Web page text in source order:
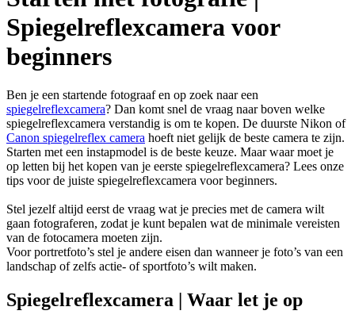
Spiegelreflexcamera voor
beginners
Ben je een startende fotograaf en op zoek naar een
spiegelreflexcamera? Dan komt snel de vraag naar boven welke
spiegelreflexcamera verstandig is om te kopen. De duurste Nikon of
Canon spiegelreflex camera hoeft niet gelijk de beste camera te zijn.
Starten met een instapmodel is de beste keuze. Maar waar moet je
op letten bij het kopen van je eerste spiegelreflexcamera? Lees onze
tips voor de juiste spiegelreflexcamera voor beginners.
Stel jezelf altijd eerst de vraag wat je precies met de camera wilt
gaan fotograferen, zodat je kunt bepalen wat de minimale vereisten
van de fotocamera moeten zijn.
Voor portretfoto’s stel je andere eisen dan wanneer je foto’s van een
landschap of zelfs actie- of sportfoto’s wilt maken.
Spiegelreflexcamera | Waar let je op